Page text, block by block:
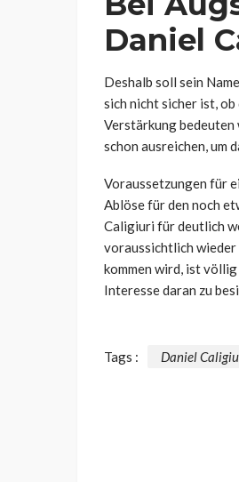
Daniel
Deshalb soll sein
sich nicht sicher ist,
Verstärkung bedeuten
schon ausreichen, um
Voraussetzungen für
Ablöse für den noch
Caligiuri für deutlich
voraussichtlich wieder
kommen wird, ist
Interesse daran zu
Tags : Daniel